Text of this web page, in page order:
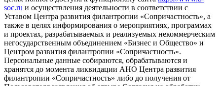
soc.ru и осуществления деятельности в соответствии с
Уставом Центра развития филантропии «Сопричастность», а
также в целях информирования о мероприятиях, программах
и проектах, разрабатываемых и реализуемых некоммерческим
негосударственным объединением «Бизнес и Общество» и
Центром развития филантропии «Сопричастность».
Персональные данные собираются, обрабатываются и
хранятся до момента ликвидации АНО Центра развития
филантропии «Сопричастность» либо до получения от